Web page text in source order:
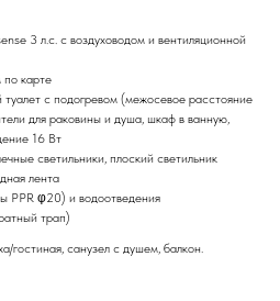
3 л.с. с воздуховодом и вентиляционной
карте
с подогревом (межосевое расстояние
для раковины и душа, шкаф в ванную,
16 Вт
светильники, плоский светильник
лента
PPR φ20) и водоотведения
трап)
гостиная, санузел с душем, балкон.